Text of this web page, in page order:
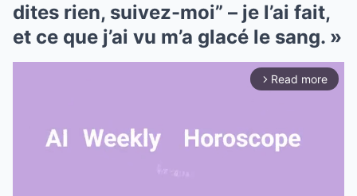
dites rien, suivez-moi” – je l’ai fait,
et ce que j’ai vu m’a glacé le sang. »
arrow_forward_ios Read more